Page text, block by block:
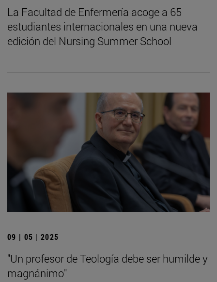
La Facultad de Enfermería acoge a 65
estudiantes internacionales en una nueva
edición del Nursing Summer School
09 | 05 | 2025
"Un profesor de Teología debe ser humilde y
magnánimo"